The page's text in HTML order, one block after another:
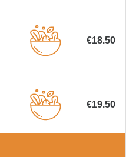
€18.50
€19.50